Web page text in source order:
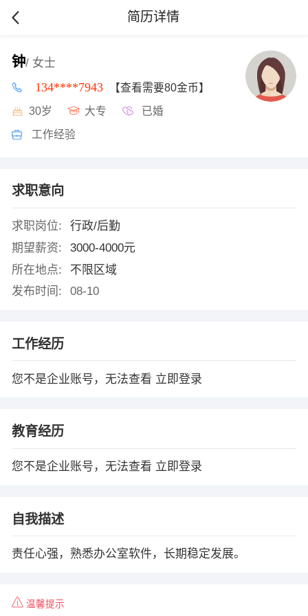
简历详情
钟/ 女士
134****7943 【查看需要80金币】
30岁 大专 已婚
工作经验
求职意向
求职岗位:
行政/后勤
期望薪资:
3000-4000元
所在地点:
不限区域
发布时间:
08-10
工作经历
您不是企业账号，无法查看 立即登录
教育经历
您不是企业账号，无法查看 立即登录
自我描述
责任心强，熟悉办公室软件，长期稳定发展。
温馨提示